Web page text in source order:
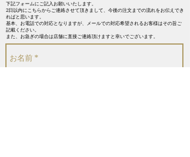
下記フォームにご記入お願いいたします。
2日以内にこちらからご連絡させて頂きまして、今後の注文までの流れをお伝えでき
ればと思います。
​基本、お電話での対応となりますが、メールでの対応希望されるお客様はその旨ご
記載ください。
また、お急ぎの場合は店舗に直接ご連絡頂けますと幸いでございます。